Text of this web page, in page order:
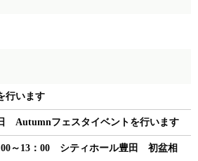
行います
Autumnフェスタイベントを行います
～13：00 シティホール豊田 初盆相